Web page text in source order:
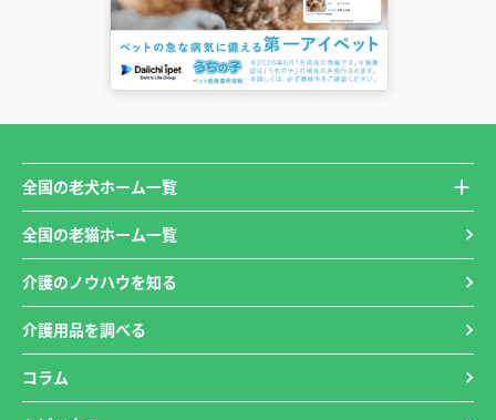
全国の老犬ホーム一覧
全国の老猫ホーム一覧
介護のノウハウを知る
介護用品を調べる
コラム